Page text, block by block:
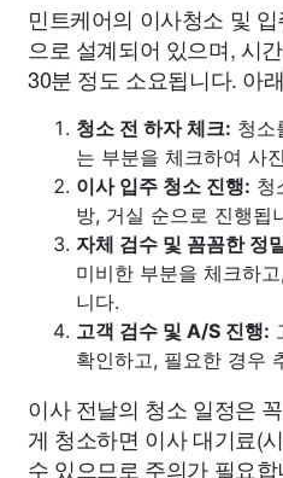
민트케어의 이사청소 및
으로 설계되어 있으며, 시
30분 정도 소요됩니다. 아
청소 전 하자 체크: 청소
는 부분을 체크하여 사
이사 입주 청소 진행: 청
방, 거실 순으로 진행됩
자체 검수 및 꼼꼼한 정
미비한 부분을 체크하
니다.
고객 검수 및 A/S 진행:
확인하고, 필요한 경우
이사 전날의 청소 일정은
게 청소하면 이사 대기료(
수 있으므로 주의가 필요